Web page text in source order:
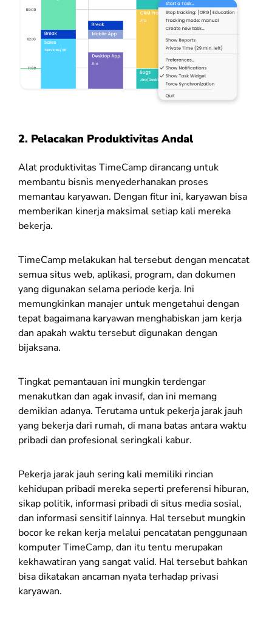
2. Pelacakan Produktivitas Andal
Alat produktivitas TimeCamp dirancang untuk
membantu bisnis menyederhanakan proses
memantau karyawan. Dengan fitur ini, karyawan bisa
memberikan kinerja maksimal setiap kali mereka
bekerja.
TimeCamp melakukan hal tersebut dengan mencatat
semua situs web, aplikasi, program, dan dokumen
yang digunakan selama periode kerja. Ini
memungkinkan manajer untuk mengetahui dengan
tepat bagaimana karyawan menghabiskan jam kerja
dan apakah waktu tersebut digunakan dengan
bijaksana.
Tingkat pemantauan ini mungkin terdengar
menakutkan dan agak invasif, dan ini memang
demikian adanya. Terutama untuk pekerja jarak jauh
yang bekerja dari rumah, di mana batas antara waktu
pribadi dan profesional seringkali kabur.
Pekerja jarak jauh sering kali memiliki rincian
kehidupan pribadi mereka seperti preferensi hiburan,
sikap politik, informasi pribadi di situs media sosial,
dan informasi sensitif lainnya. Hal tersebut mungkin
bocor ke rekan kerja melalui pencatatan penggunaan
komputer TimeCamp, dan itu tentu merupakan
kekhawatiran yang sangat valid. Hal tersebut bahkan
bisa dikatakan ancaman nyata terhadap privasi
karyawan.